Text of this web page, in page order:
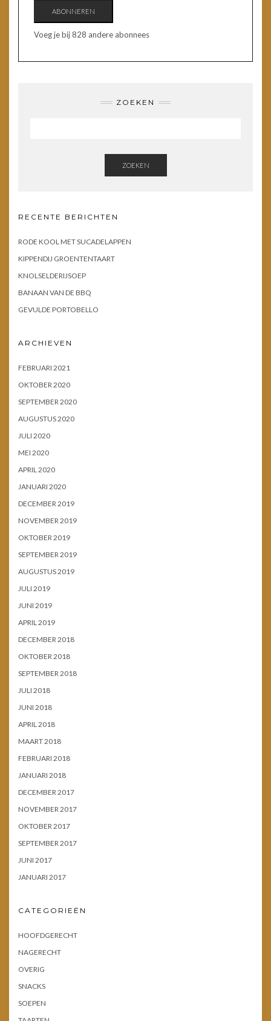
ABONNEREN
Voeg je bij 828 andere abonnees
ZOEKEN
ZOEKEN
RECENTE BERICHTEN
RODE KOOL MET SUCADELAPPEN
KIPPENDIJ GROENTENTAART
KNOLSELDERIJSOEP
BANAAN VAN DE BBQ
GEVULDE PORTOBELLO
ARCHIEVEN
FEBRUARI 2021
OKTOBER 2020
SEPTEMBER 2020
AUGUSTUS 2020
JULI 2020
MEI 2020
APRIL 2020
JANUARI 2020
DECEMBER 2019
NOVEMBER 2019
OKTOBER 2019
SEPTEMBER 2019
AUGUSTUS 2019
JULI 2019
JUNI 2019
APRIL 2019
DECEMBER 2018
OKTOBER 2018
SEPTEMBER 2018
JULI 2018
JUNI 2018
APRIL 2018
MAART 2018
FEBRUARI 2018
JANUARI 2018
DECEMBER 2017
NOVEMBER 2017
OKTOBER 2017
SEPTEMBER 2017
JUNI 2017
JANUARI 2017
CATEGORIEËN
HOOFDGERECHT
NAGERECHT
OVERIG
SNACKS
SOEPEN